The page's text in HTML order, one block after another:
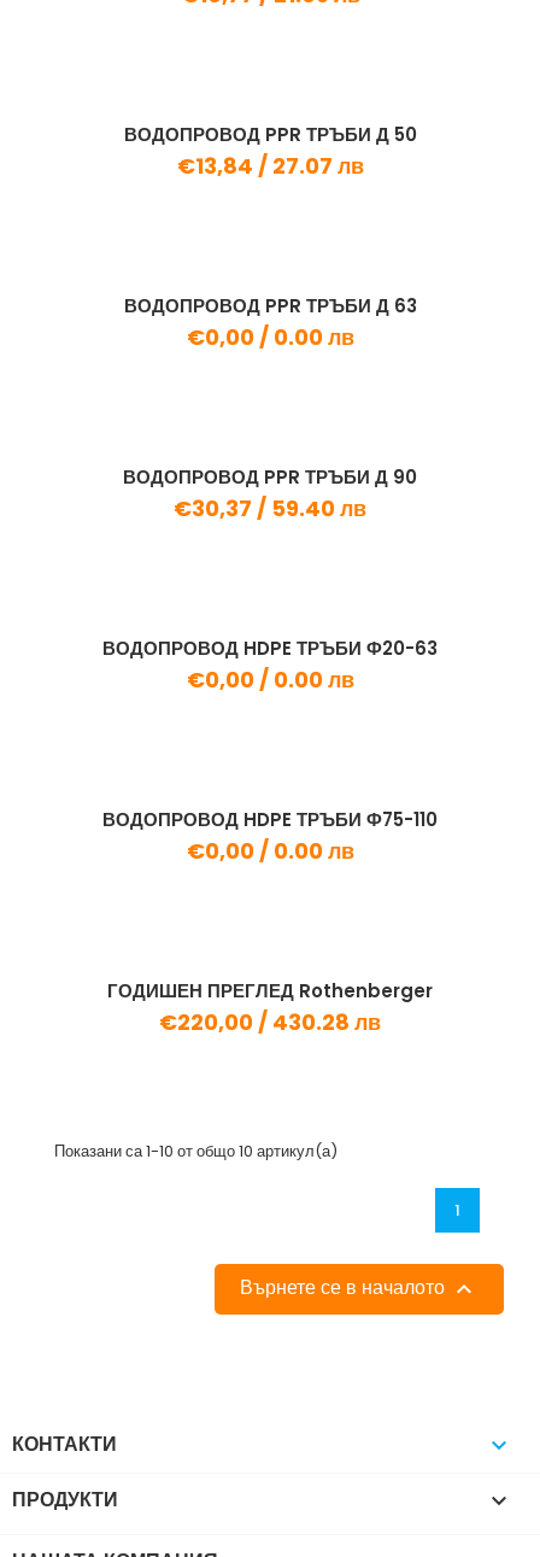
ВОДОПРОВОД PPR ТРЪБИ Д 50
€13,84 / 27.07 лв
ВОДОПРОВОД PPR ТРЪБИ Д 63
€0,00 / 0.00 лв
ВОДОПРОВОД PPR ТРЪБИ Д 90
€30,37 / 59.40 лв
ВОДОПРОВОД HDPE ТРЪБИ Ф20-63
€0,00 / 0.00 лв
ВОДОПРОВОД HDPE ТРЪБИ Ф75-110
€0,00 / 0.00 лв
ГОДИШЕН ПРЕГЛЕД Rothenberger
€220,00 / 430.28 лв
Показани са 1-10 от общо 10 артикул(а)
1
Върнете се в началото 
КОНТАКТИ 
ПРОДУКТИ 